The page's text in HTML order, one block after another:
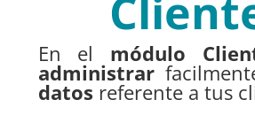
En el módulo
administrar
datos referente a tus